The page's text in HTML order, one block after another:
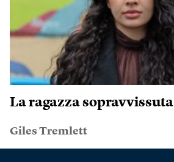
La ragazza sopravvissuta
Giles Tremlett